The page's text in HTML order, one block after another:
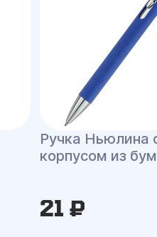
Ручка Ньюлина
корпусом из
21 ₽